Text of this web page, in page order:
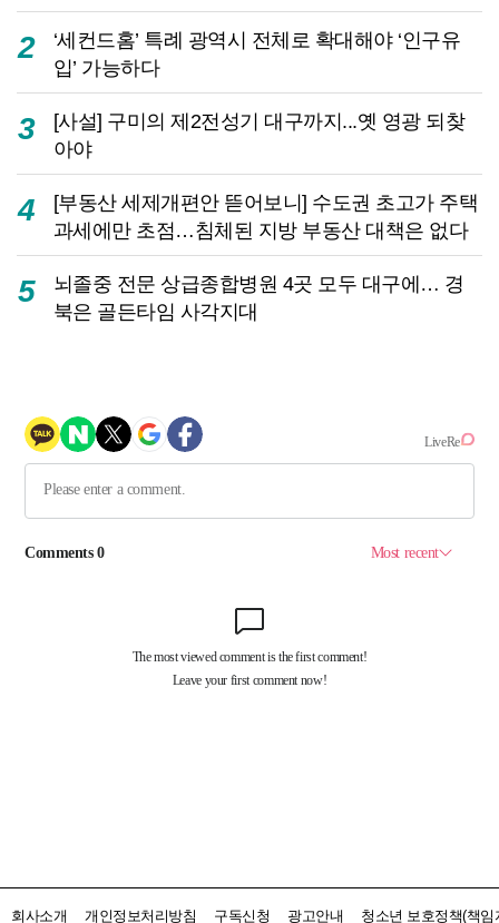
2
‘세컨드홈’ 특례 광역시 전체로 확대해야 ‘인구유
입’ 가능하다
3
[사설] 구미의 제2전성기 대구까지...옛 영광 되찾
아야
4
[부동산 세제개편안 뜯어보니] 수도권 초고가 주택
과세에만 초점…침체된 지방 부동산 대책은 없다
5
뇌졸중 전문 상급종합병원 4곳 모두 대구에… 경
북은 골든타임 사각지대
회사소개 개인정보처리방침 구독신청 광고안내 청소년 보호정책(책임